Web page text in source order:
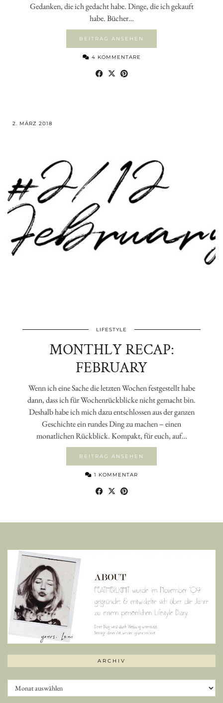
Gedanken, die ich gedacht habe. Dinge, die ich gekauft
habe. Bücher…
BEITRAG ANSEHEN
4 KOMMENTARE
2. MÄRZ 2018
LIFESTYLE
MONTHLY RECAP:
FEBRUARY
Wenn ich eine Sache die letzten Wochen festgestellt habe
dann, dass ich für Wochenrückblicke nicht gemacht bin.
Deshalb habe ich mich dazu entschlossen aus der ganzen
Geschichte ein rundes Ding zu machen – einen
monatlichen Rückblick. Kompakt, für euch, auf…
BEITRAG ANSEHEN
1 KOMMENTAR
ARCHIV
Archiv